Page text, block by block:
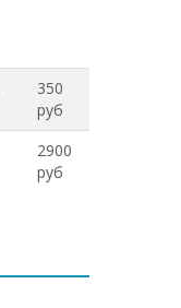
350
руб
2900
руб